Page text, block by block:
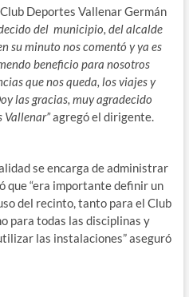
Deportes Vallenar Germán
del municipio, del alcalde
su minuto nos comentó y ya es
beneficio para nosotros
que nos queda, los viajes y
las gracias, muy agradecido
Vallenar”agregó el dirigente.
se encarga de administrar
que “era importante definir un
del recinto, tanto para el Club
para todas las disciplinas y
las instalaciones” aseguró